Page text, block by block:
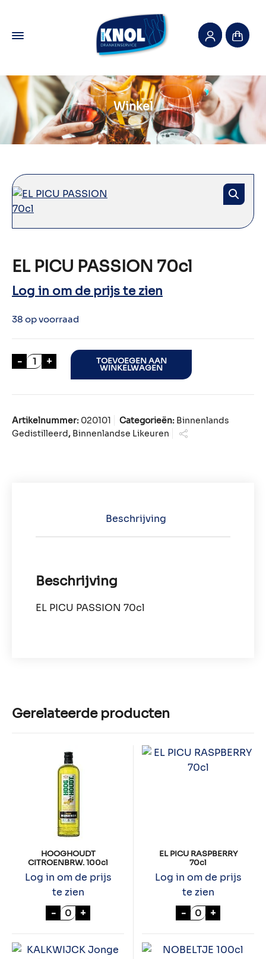
Winkel
EL PICU PASSION 70cl
Log in om de prijs te zien
38 op voorraad
- EL PICU PASSION 70cl aantal
+ TOEVOEGEN AAN
WINKELWAGEN
Artikelnummer: 020101 Categorieën: Binnenlands
Gedistilleerd, Binnenlandse Likeuren
Beschrijving
Beschrijving
EL PICU PASSION 70cl
Gerelateerde producten
HOOGHOUDT
CITROENBRW. 100cl
Log in om de prijs
te zien
- HOOGHOUDT CITROENBRW. 100cl aantal
+
EL PICU RASPBERRY
70cl
Log in om de prijs
te zien
- EL PICU
+